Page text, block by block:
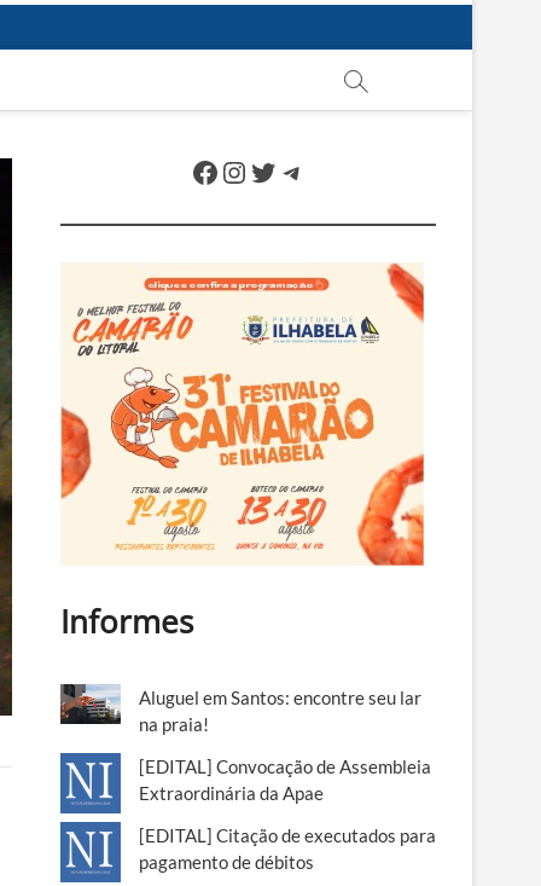
Facebook
Instagram
Twitter
Telegram
Informes
Aluguel em Santos: encontre seu lar
na praia!
[EDITAL] Convocação de Assembleia
Extraordinária da Apae
[EDITAL] Citação de executados para
pagamento de débitos